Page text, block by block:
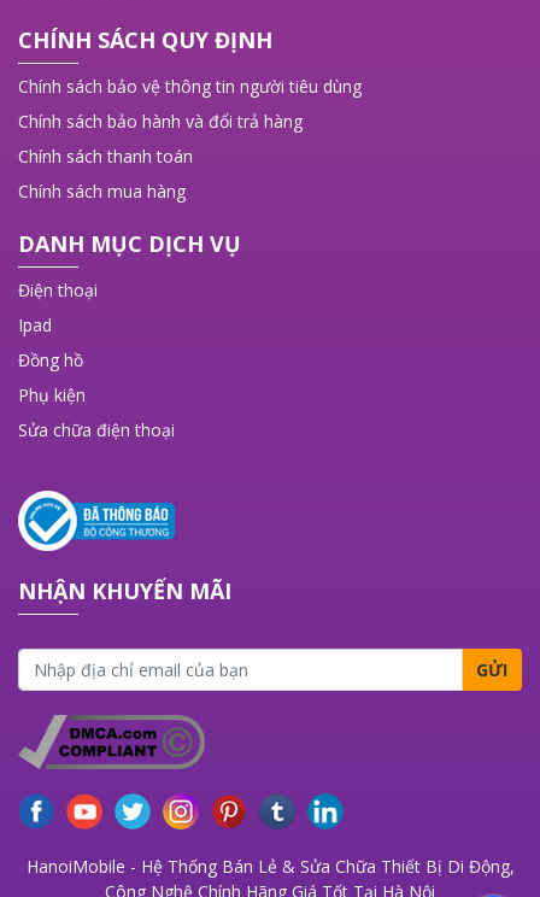
CHÍNH SÁCH QUY ĐỊNH
Chính sách bảo vệ thông tin người tiêu dùng
Chính sách bảo hành và đổi trả hàng
Chính sách thanh toán
Chính sách mua hàng
DANH MỤC DỊCH VỤ
Điện thoại
Ipad
Đồng hồ
Phụ kiện
Sửa chữa điện thoại
NHẬN KHUYẾN MÃI
GỬI
HanoiMobile - Hệ Thống Bán Lẻ & Sửa Chữa Thiết Bị Di Động,
Công Nghệ Chính Hãng Giá Tốt Tại Hà Nội